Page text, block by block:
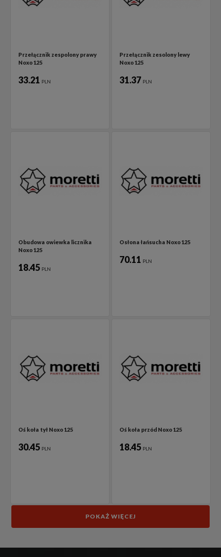
Przełącznik zespolony prawy
Noxo 125
33.21 PLN
Przełącznik zesolony lewy
Noxo 125
31.37 PLN
Obudowa owiewka licznika
Noxo 125
18.45 PLN
Osłona łańsucha Noxo 125
70.11 PLN
Oś koła tył Noxo 125
30.45 PLN
Oś koła przód Noxo 125
18.45 PLN
POKAŻ WIĘCEJ